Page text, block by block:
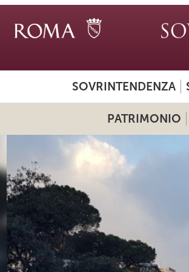
SOVRINTENDENZA
PATRIMONIO